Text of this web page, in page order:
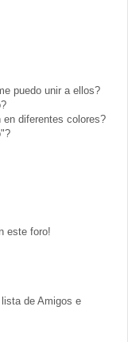
puedo unir a ellos?
en diferentes colores?
este foro!
de Amigos e